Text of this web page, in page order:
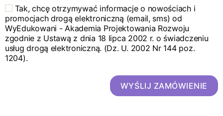
Tak, chcę otrzymywać informacje o nowościach i
promocjach drogą elektroniczną (email, sms) od
WyEdukowani - Akademia Projektowania Rozwoju
zgodnie z Ustawą z dnia 18 lipca 2002 r. o świadczeniu
usług drogą elektroniczną. (Dz. U. 2002 Nr 144 poz.
1204).
WYŚLIJ ZAMÓWIENIE